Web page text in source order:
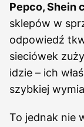
Pepco, Shein
sklepów w
odpowiedź
sieciówek
idzie – ich
szybkiej
To jednak nie